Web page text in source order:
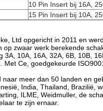
10 Pin Insert bij 16A,
15 Pin Insert bij 10A,
Ltd opgericht in 2011 en
zwaar werk berekende
3A, 10A, 16A, 32A, 6B, 10B,
Met Ce, goedgekeurde
meer dan 50 landen en
India, Thailand, Brazilië,
ILME, Weidmuller, de
te zijn ernaar.